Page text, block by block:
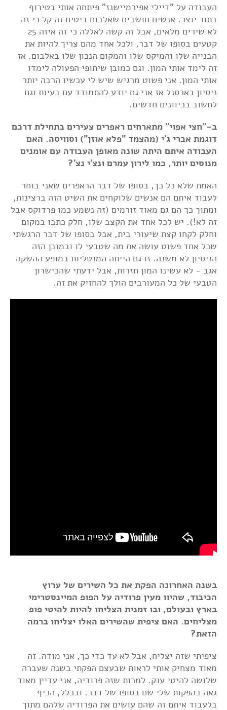
העבודה על "דיילי אפירמיישנז" פיתחה אותי בטירוף
בתור יוצר. אנשים חושבים שאלבום ביטים זה קל כי זה
לא שירים מלאים, אבל זה קשה לאללה כי זה איזה 25
קטעים בסופו של דבר, ולכל אחד מהם צריך להיות את
הבנייה שלו והמיקס שלו והמקום הנכון שלו באלבום. אז
זה לימד אותי המון. וגם כמובן שיתופי הפעולה לימדו
אותי המון. אני פשוט מרגיש שיש לי עכשיו הרבה יותר
ניסיון בארסנל אז אני גם יודע להתמודד עם בעיות וגם
לחשוב בכיוונים חדשים.
ב-"חצי אפוי" מתארחים ראפרים צעירים בתחילת דרכם
דוגמת אברי ג'י (מהצמד "פלא אוזן") וסוויסה. האם
העבודה איתם היתה שונה מאופן העבודה עם אומנים
מנוסים יותר, כמו לירון עמרם ונצ'י נצ'?
האמת שלא כל כך, בסופו של דבר הראפרים שאני בוחר
לעבוד איתם הם אנשים שלוקחים את השיט הזה ברצינות,
ומתוך כך הם גם מאוד זורמים (זה נשמע כמו פרדוקס אבל
זה לא!). יש לכל אחד את הקצב שלו, חלק כתבו במקום
וחלק לקחו קצת שיעורי בית, אבל בסופו של דבר הרגשתי
שכל אחד פשוט עושה את מה שטבעי לו ובמובן הזה
הניסיון לא משנה. זו גם הייתה המנטליות במופע ההשקה
אגב - לא עשינו המון חזרות, אבל ידעתי שהכישרון
הטבעי של כל המעורבים הולך להחזיק את זה.
בשנה האחרונה הפקת את כל השירים של ערוץ
הכיבוד, שהיוו מעין פרודיה על הפופ המיינסטרימי
בארץ ובעולם, ובו זמנית הצליחו להיות להיטי פופ
מצליחים. האם ציפית שהשירים האלו יצליחו ברמה
הזאת?
ציפיתי שזה יצליח, אבל לא עד כדי כך, אני מודה. זה
מאוד מצחיק אותי לראות שבעצם הפקתי בשנה שעברה
שלושה להיטי ענק. למרות שזה פרודיה, אני עדיין מאוד
גאה בהפקות שלי שם בסופו של דבר. ובכלל, הכיף
בלעבוד איתם זה שהם עושים את הפרודיה שלהם מתוך